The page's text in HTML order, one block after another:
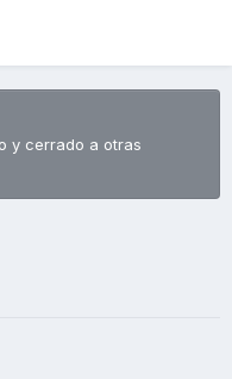
y cerrado a otras